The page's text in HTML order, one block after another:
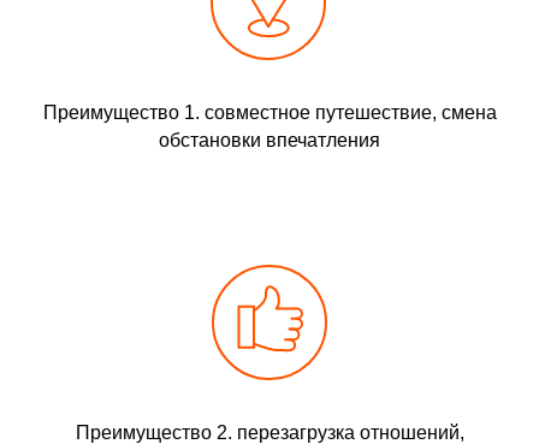
Преимущество 1. совместное путешествие, смена
обстановки впечатления
Преимущество 2. перезагрузка отношений,